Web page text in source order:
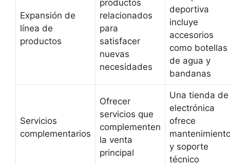
Expansión de
línea de
productos
productos
relacionados
para
satisfacer
nuevas
necesidades
deportiva
incluye
accesorios
como botellas
de agua y
bandanas
Servicios
complementarios
Ofrecer
servicios que
complementen
la venta
principal
Una tienda de
electrónica
ofrece
y soporte
técnico